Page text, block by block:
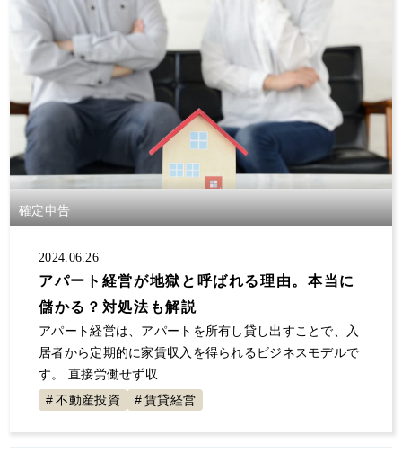
確定申告
2024.06.26
アパート経営が地獄と呼ばれる理由。本当に
儲かる？対処法も解説
アパート経営は、アパートを所有し貸し出すことで、入
居者から定期的に家賃収入を得られるビジネスモデルで
す。 直接労働せず収…
不動産投資
賃貸経営